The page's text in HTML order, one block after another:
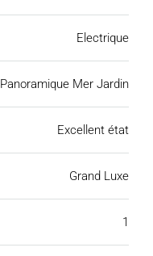
Electrique
Panoramique Mer Jardin
Excellent état
Grand Luxe
1